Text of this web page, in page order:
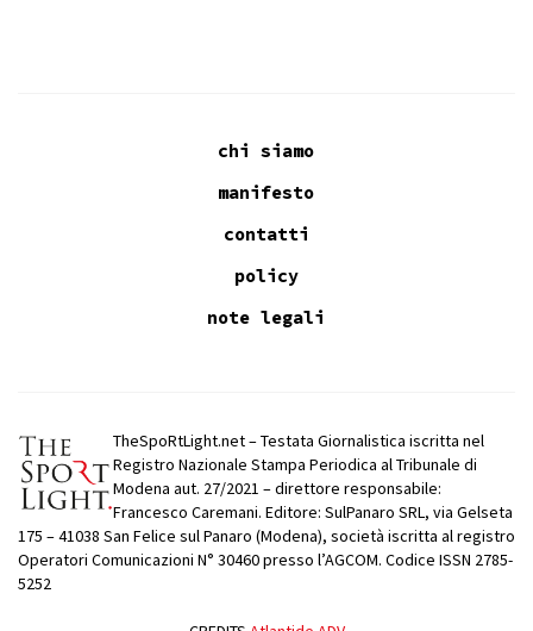
chi siamo
manifesto
contatti
policy
note legali
TheSpoRtLight.net – Testata Giornalistica iscritta nel
Registro Nazionale Stampa Periodica al Tribunale di
Modena aut. 27/2021 – direttore responsabile:
Francesco Caremani. Editore: SulPanaro SRL, via Gelseta
175 – 41038 San Felice sul Panaro (Modena), società iscritta al registro
Operatori Comunicazioni N° 30460 presso l’AGCOM. Codice ISSN 2785-
5252